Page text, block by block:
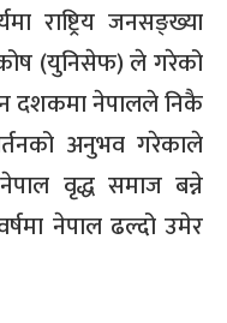
राष्ट्रिय जनसङ्ख्या
(युनिसेफ) ले गरेको
दशकमा नेपालले निकै
अनुभव गरेकाले
वृद्ध समाज बन्ने
नेपाल ढल्दो उमेर